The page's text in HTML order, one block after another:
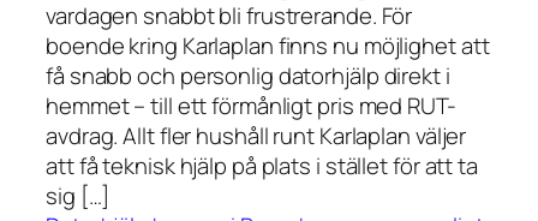
vardagen snabbt bli frustrerande. För
boende kring Karlaplan finns nu möjlighet att
få snabb och personlig datorhjälp direkt i
hemmet – till ett förmånligt pris med RUT-
avdrag. Allt fler hushåll runt Karlaplan väljer
att få teknisk hjälp på plats i stället för att ta
sig […]